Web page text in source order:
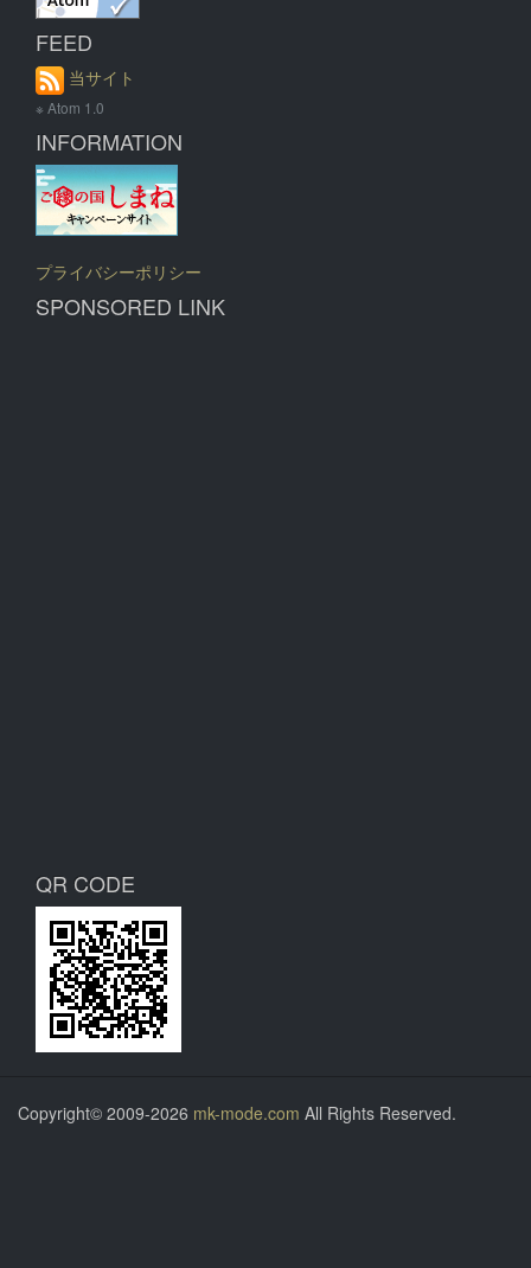
FEED
当サイト
※ Atom 1.0
INFORMATION
プライバシーポリシー
SPONSORED LINK
QR CODE
Copyright© 2009-2026 mk-mode.com All Rights Reserved.